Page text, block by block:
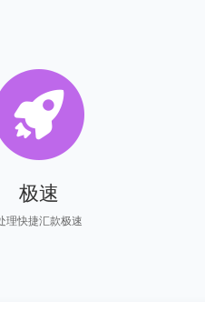
极速
理快捷汇款极速